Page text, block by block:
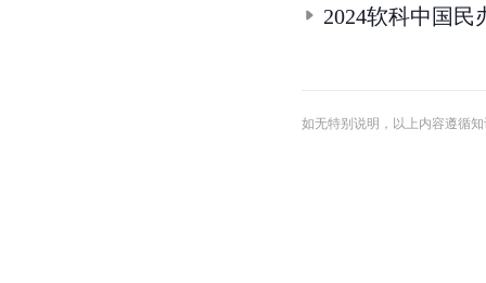
2024软科中国民
如无特别说明，以上内容遵循